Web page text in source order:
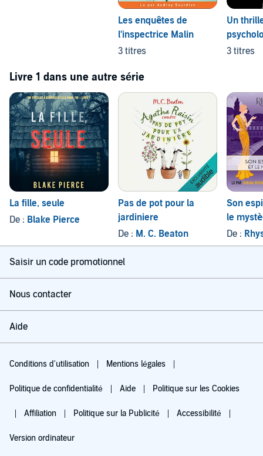
Les enquêtes de
l'inspectrice Malin
3 titres
Un
Jessie
3 titres
Livre 1 dans une autre série
La fille, seule
De : Blake Pierce
Pas de pot pour la
jardiniere
De : M. C. Beaton
Son
le
De :
Saisir un code promotionnel
Nous contacter
Aide
Conditions d'utilisation Mentions légales
Politique de confidentialité Aide Politique sur les Cookies
Affiliation Politique sur la Publicité Accessibilité
Version ordinateur